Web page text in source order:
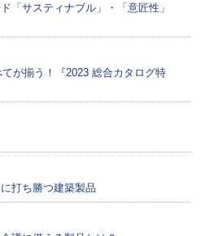
「サスティナブル」・「意匠性」
が揃う！『2023 総合カタログ特
打ち勝つ建築製品